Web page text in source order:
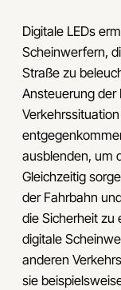
Digitale LEDs
Scheinwerfern,
Straße zu
Ansteuerung der
ausblenden, um
Gleichzeitig
der Fahrbahn
die Sicherheit zu
digitale
anderen
sie